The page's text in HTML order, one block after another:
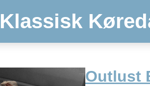
Klassisk
Outlust